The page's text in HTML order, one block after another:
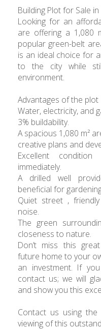
Building Plot for Sale
Looking for an
are offering a 1,080
popular green-belt
is an ideal choice for
to the city while
environment.
Advantages of the plot
Water, electricity, and
3% buildability.
A spacious 1,080 m²
creative plans and
Excellent
immediately.
A drilled well
beneficial for
Quiet street ,
noise.
The green
closeness to nature.
Don’t miss this
future home to your
an investment. If
contact us; we will
and show you this
Contact us using
viewing of this